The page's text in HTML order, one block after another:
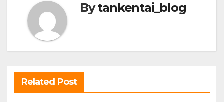
ー
シ
Bytankentai_blog
Related Post